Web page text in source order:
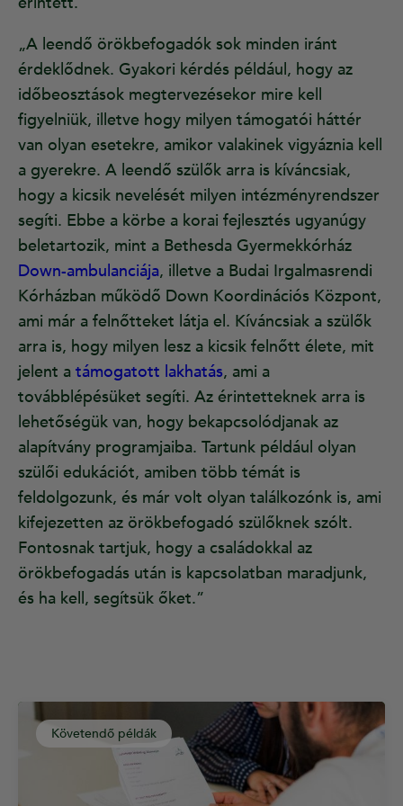
„A leendő örökbefogadók sok minden iránt
érdeklődnek. Gyakori kérdés például, hogy az
időbeosztások megtervezésekor mire kell
figyelniük, illetve hogy milyen támogatói háttér
van olyan esetekre, amikor valakinek vigyáznia kell
a gyerekre. A leendő szülők arra is kíváncsiak,
hogy a kicsik nevelését milyen intézményrendszer
segíti. Ebbe a körbe a korai fejlesztés ugyanúgy
beletartozik, mint a Bethesda Gyermekkórház
Down-ambulanciája, illetve a Budai Irgalmasrendi
Kórházban működő Down Koordinációs Központ,
ami már a felnőtteket látja el. Kíváncsiak a szülők
arra is, hogy milyen lesz a kicsik felnőtt élete, mit
jelent a támogatott lakhatás, ami a
továbblépésüket segíti. Az érintetteknek arra is
lehetőségük van, hogy bekapcsolódjanak az
alapítvány programjaiba. Tartunk például olyan
szülői edukációt, amiben több témát is
feldolgozunk, és már volt olyan találkozónk is, ami
kifejezetten az örökbefogadó szülőknek szólt.
Fontosnak tartjuk, hogy a családokkal az
örökbefogadás után is kapcsolatban maradjunk,
és ha kell, segítsük őket.”
Követendő példák